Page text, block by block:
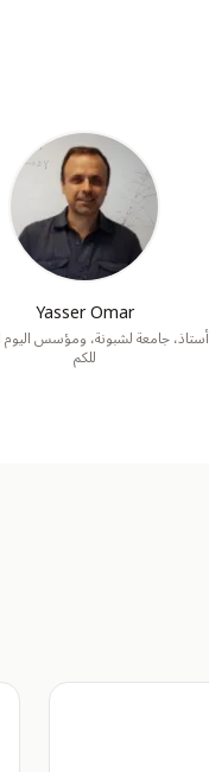
Yasser Omar
أستاذ، جامعة لشبونة، ومؤسس اليوم
للكم